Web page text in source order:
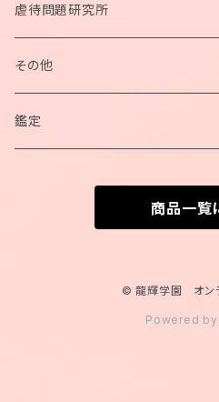
ペンデュラム
ネックレス
ブレスレット
虐待問題研究所
その他
鑑定
商品一覧
© 龍輝学園 オン
Powered by